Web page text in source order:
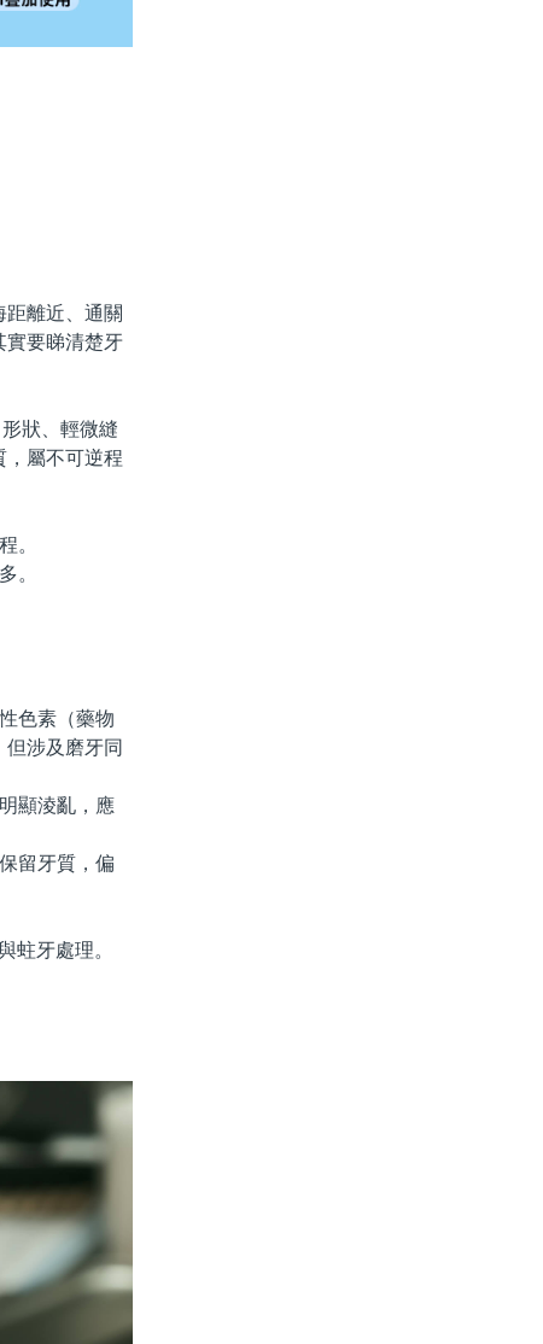
離近、通關
實要睇清楚牙
狀、輕微縫
，屬不可逆程
。
。
色素（藥物
涉及磨牙同
顯淩亂，應
留牙質，偏
牙處理。